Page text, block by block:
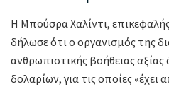
Η Μπούσρα Χαλίντι,
δήλωσε ότι ο οργανισμός της
ανθρωπιστικής βοήθειας
δολαρίων, για τις οποίες «έχει